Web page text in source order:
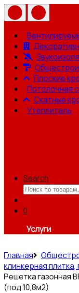
Плоские
Потолочная
Скатные
Утеплитель
Search
Искать:
0
Услуги
Главная
клинкерная плитка,
Решетка газонная
(под 10,8м2)